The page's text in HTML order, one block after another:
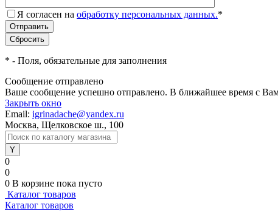
Я согласен на обработку персональных данных.*
* - Поля, обязательные для заполнения
Сообщение отправлено
Ваше сообщение успешно отправлено. В ближайшее время с
Закрыть окно
Email: igrinadache@yandex.ru
Москва, Щелковское ш., 100
0
0
0 В корзине пока пусто
Каталог товаров
Каталог товаров